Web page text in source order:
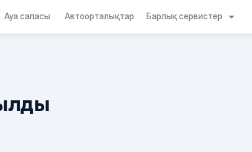
Ауа сапасы Автоорталықтар Барлық сервистер